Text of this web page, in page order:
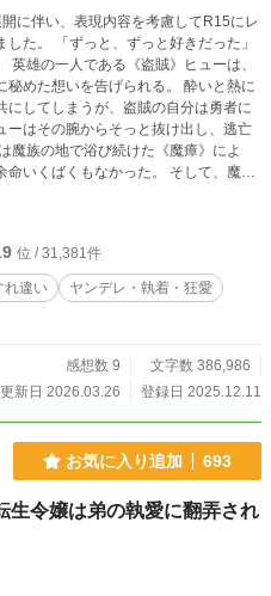
に伴い、表現内容を考慮してR15にレ
好きだった」
秘めた想いを告げられる。 酔いと熱に
にしてしまうが、盗賊の自分は勇者に
ーはその腕からそっと抜け出し、逃亡
ばくもなかった。 そして、魔王
し、災厄が増え始める。 唯一それを
者》
》が、世界を救ったあとの話。
位 / 31,381件
れ違い
ヤンデレ・執着・狂愛
感想数 9
文字数 386,986
新日 2026.03.26
登録日 2025.12.11
お気に入り追加 693
令嬢は弟の執愛に翻弄され